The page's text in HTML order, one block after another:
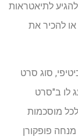
לתיאטראות
להכיר את
סוג סרט
לו ב"סרט
מוסכמות
פופקורן